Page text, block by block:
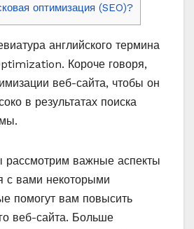
оптимизация (SEO)?
английского термина
Короче говоря,
веб-сайта, чтобы он
в результатах поиска
рассмотрим важные аспекты
с вами некоторыми
помогут вам повысить
веб-сайта. Больше